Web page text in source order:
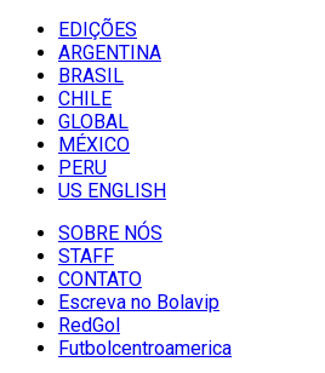
EDIÇÕES
ARGENTINA
BRASIL
CHILE
GLOBAL
MÉXICO
PERU
US ENGLISH
SOBRE NÓS
STAFF
CONTATO
Escreva no Bolavip
RedGol
Futbolcentroamerica